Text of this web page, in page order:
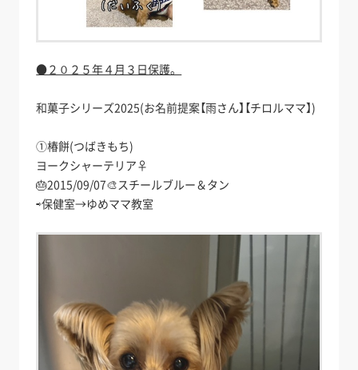
●２０２５年４月３日保護。
和菓子シリーズ2025(お名前提案【雨さん】【チロルママ】)
①椿餅(つばきもち)
ヨークシャーテリア♀
🎂2015/09/07🎨スチールブルー＆タン
⇨保健室→ゆめママ教室